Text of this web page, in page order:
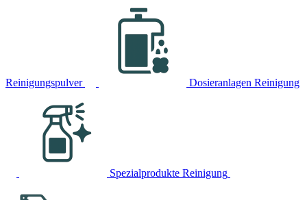
Reinigungspulver Dosieranlagen Reinigung
Spezialprodukte Reinigung